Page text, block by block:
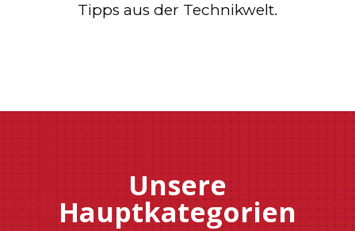
Tipps aus der Technikwelt.
Unsere
Hauptkategorien